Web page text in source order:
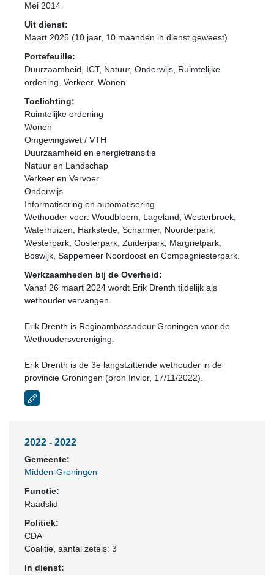
Mei 2014
Uit dienst:
Maart 2025 (10 jaar, 10 maanden in dienst geweest)
Portefeuille:
Duurzaamheid, ICT, Natuur, Onderwijs, Ruimtelijke
ordening, Verkeer, Wonen
Toelichting:
Ruimtelijke ordening
Wonen
Omgevingswet / VTH
Duurzaamheid en energietransitie
Natuur en Landschap
Verkeer en Vervoer
Onderwijs
Informatisering en automatisering
Wethouder voor: Woudbloem, Lageland, Westerbroek,
Waterhuizen, Harkstede, Scharmer, Noorderpark,
Westerpark, Oosterpark, Zuiderpark, Margrietpark,
Boswijk, Sappemeer Noordoost en Compagniesterpark.
Werkzaamheden bij de Overheid:
Vanaf 26 maart 2024 wordt Erik Drenth tijdelijk als
wethouder vervangen.
Erik Drenth is Regioambassadeur Groningen voor de
Wethoudersvereniging.
Erik Drenth is de 3e langstzittende wethouder in de
provincie Groningen (bron Invior, 17/11/2022).
2022 - 2022
Gemeente:
Midden-Groningen
Functie:
Raadslid
Politiek:
CDA
Coalitie , aantal zetels: 3
In dienst: